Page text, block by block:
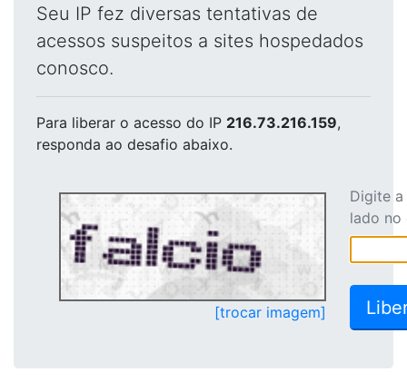
Seu IP fez diversas tentativas de
acessos suspeitos a sites hospedados
conosco.
Para liberar o acesso do IP 216.73.216.159,
responda ao desafio abaixo.
[trocar imagem]
Digite
lado no